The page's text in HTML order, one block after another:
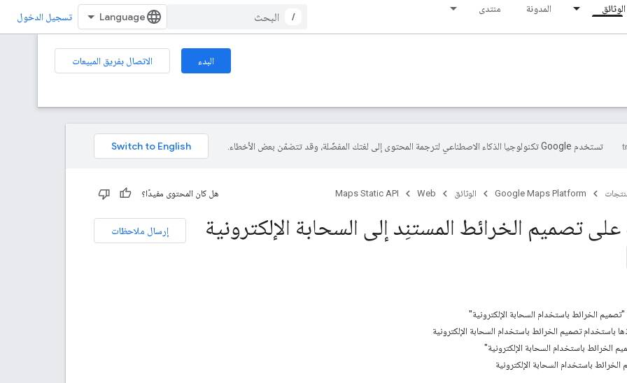
الوثائق المدونة منتدى
/ تسجيل الدخول
البدء
الاتصال بفريق المبيعات
تستخدم Google تكنولوجيا الذكاء الاصطناعي لترجمة المحتوى إلى لغتك المفضّلة، وقد تتضمّن بعض الأخطاء.
Google Maps Platform الوثائق Web
Maps Static API هل كان المحتوى مفيدًا؟
إرسال ملاحظات على تصميم الخرائط المستنِد إلى السحابة الإلكترونية
الخرائط باستخدام السحابة الإلكترونية"
باستخدام تصميم الخرائط باستخدام السحابة الإلكترونية
الخرائط باستخدام السحابة الإلكترونية"
الخرائط باستخدام السحابة الإلكترونية